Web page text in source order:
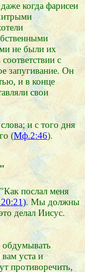
когда фарисеи
не были их
с
запугивание. Он
и в конце
свои
и с того дня
(Мф.2:46).
послал меня
. Мы должны
делал Иисус.
обдумывать
уста и
противоречить,